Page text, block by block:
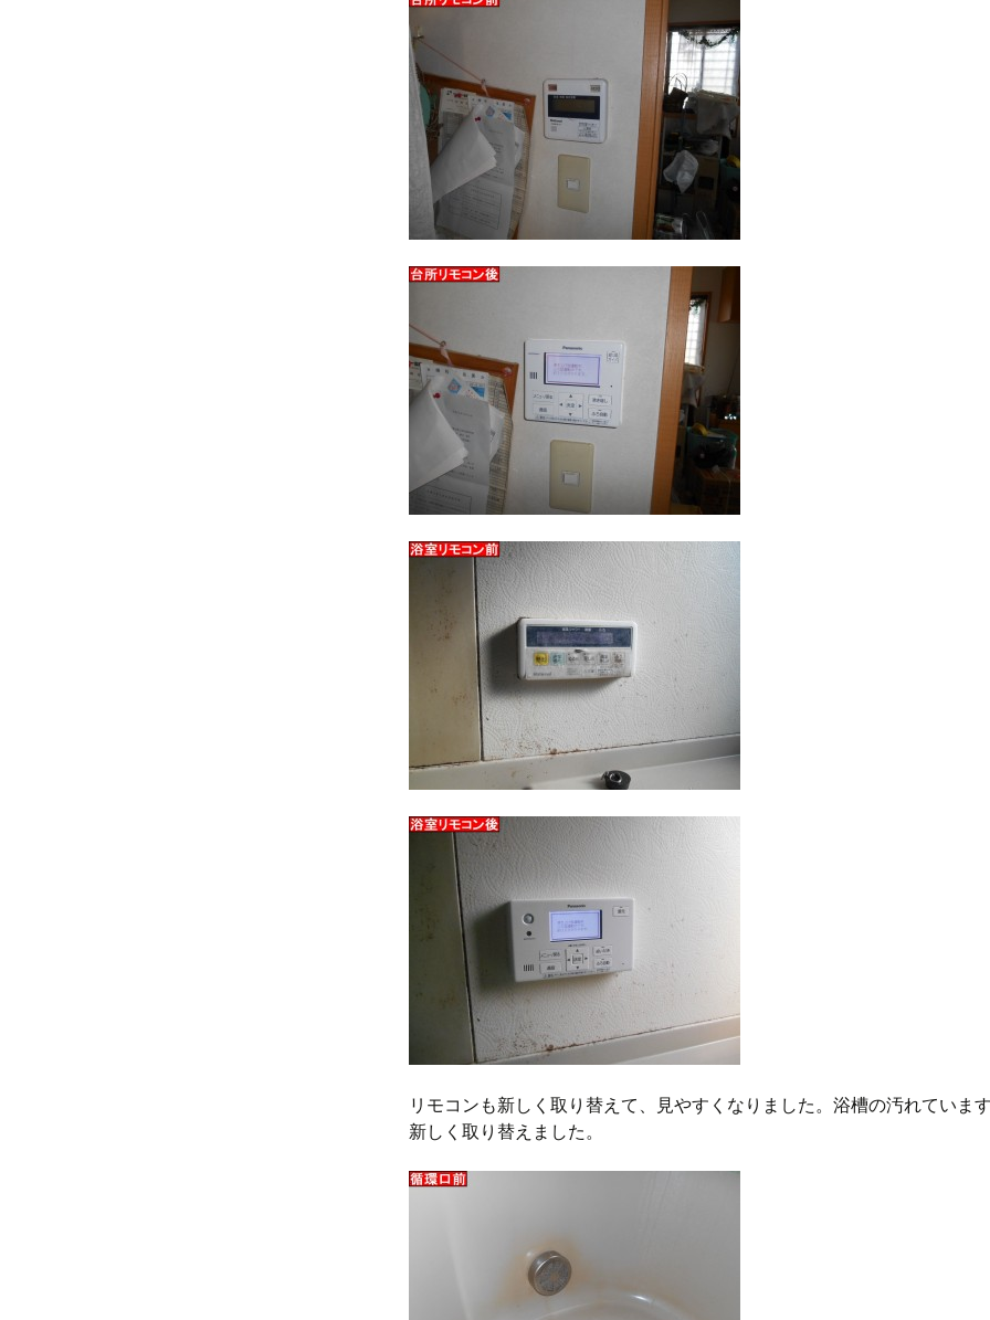
リモコンも新しく取り替えて、見やすくなりました。浴槽の汚れていま
新しく取り替えました。